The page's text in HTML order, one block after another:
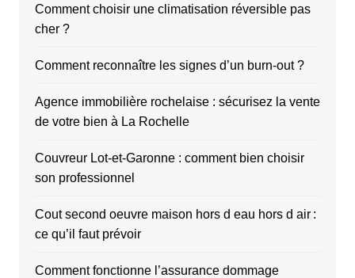
Comment choisir une climatisation réversible pas
cher ?
Comment reconnaître les signes d’un burn-out ?
Agence immobilière rochelaise : sécurisez la vente
de votre bien à La Rochelle
Couvreur Lot-et-Garonne : comment bien choisir
son professionnel
Cout second oeuvre maison hors d eau hors d air :
ce qu’il faut prévoir
Comment fonctionne l’assurance dommage